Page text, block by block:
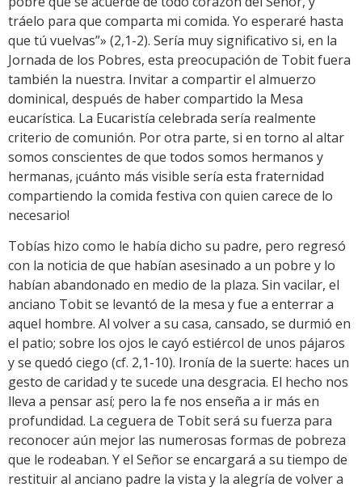
tráelo para que comparta mi comida. Yo esperaré hasta
que tú vuelvas”» (2,1-2). Sería muy significativo si, en la
Jornada de los Pobres, esta preocupación de Tobit fuera
también la nuestra. Invitar a compartir el almuerzo
dominical, después de haber compartido la Mesa
eucarística. La Eucaristía celebrada sería realmente
criterio de comunión. Por otra parte, si en torno al altar
somos conscientes de que todos somos hermanos y
hermanas, ¡cuánto más visible sería esta fraternidad
compartiendo la comida festiva con quien carece de lo
necesario!
Tobías hizo como le había dicho su padre, pero regresó
con la noticia de que habían asesinado a un pobre y lo
habían abandonado en medio de la plaza. Sin vacilar, el
anciano Tobit se levantó de la mesa y fue a enterrar a
aquel hombre. Al volver a su casa, cansado, se durmió en
el patio; sobre los ojos le cayó estiércol de unos pájaros
y se quedó ciego (cf. 2,1-10). Ironía de la suerte: haces un
gesto de caridad y te sucede una desgracia. El hecho nos
lleva a pensar así; pero la fe nos enseña a ir más en
profundidad. La ceguera de Tobit será su fuerza para
reconocer aún mejor las numerosas formas de pobreza
que le rodeaban. Y el Señor se encargará a su tiempo de
restituir al anciano padre la vista y la alegría de volver a